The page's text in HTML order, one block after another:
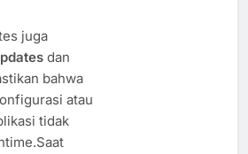
juga
dan
bahwa
atau
tidak